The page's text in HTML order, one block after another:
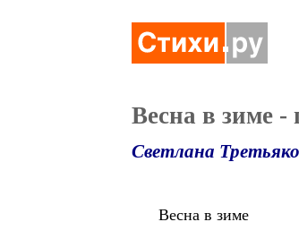
Весна в зиме -
Светлана
Весна в зиме